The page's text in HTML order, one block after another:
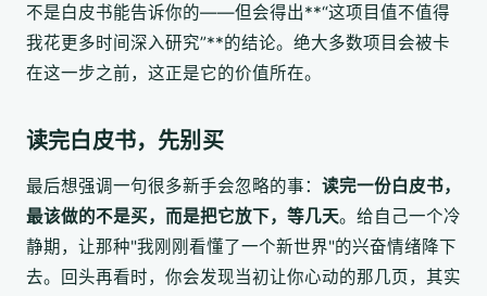
不是白皮书能告诉你的——但会得出**“这项目值不值得
我花更多时间深入研究”**的结论。绝大多数项目会被卡
在这一步之前，这正是它的价值所在。
读完白皮书，先别买
最后想强调一句很多新手会忽略的事： 读完一份白皮书，
最该做的不是买，而是把它放下，等几天。给自己一个冷
静期，让那种"我刚刚看懂了一个新世界"的兴奋情绪降下
去。回头再看时，你会发现当初让你心动的那几页，其实